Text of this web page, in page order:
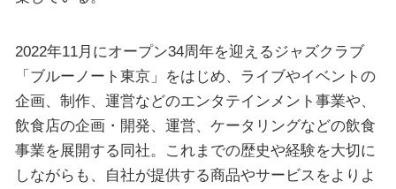
2022年11月にオープン34周年を迎えるジャズクラブ
「ブルーノート東京」をはじめ、ライブやイベントの
企画、制作、運営などのエンタテインメント事業や、
飲食店の企画・開発、運営、ケータリングなどの飲食
事業を展開する同社。これまでの歴史や経験を大切に
しながらも、自社が提供する商品やサービスをよりよ